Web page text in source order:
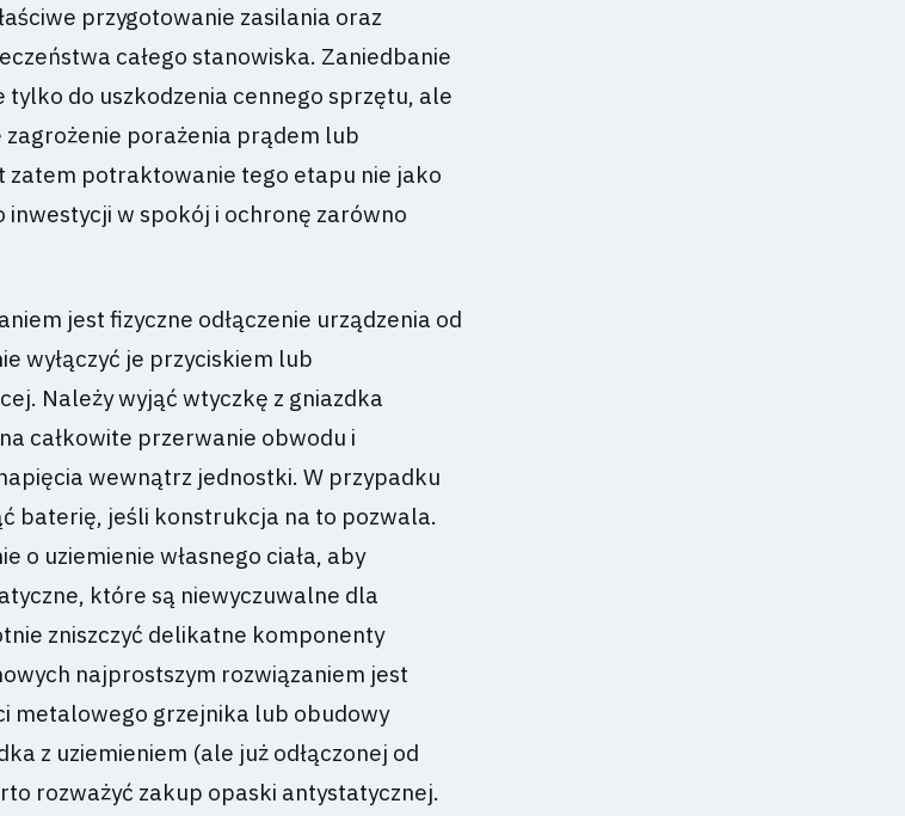
przygotowanie zasilania oraz
całego stanowiska. Zaniedbanie
do uszkodzenia cennego sprzętu, ale
porażenia prądem lub
zatem potraktowanie tego etapu nie jako
w spokój i ochronę zarówno
jest fizyczne odłączenie urządzenia od
wyłączyć je przyciskiem lub
Należy wyjąć wtyczkę z gniazdka
całkowite przerwanie obwodu i
wewnątrz jednostki. W przypadku
baterię, jeśli konstrukcja na to pozwala.
o uziemienie własnego ciała, aby
które są niewyczuwalne dla
zniszczyć delikatne komponenty
najprostszym rozwiązaniem jest
metalowego grzejnika lub obudowy
z uziemieniem (ale już odłączonej od
rozważyć zakup opaski antystatycznej.